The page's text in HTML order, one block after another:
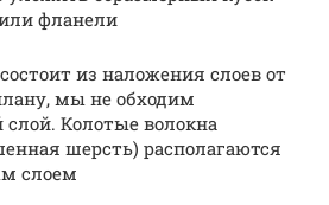
фланели
из наложения слоев от
мы не обходим
Колотые волокна
шерсть) располагаются
слоем